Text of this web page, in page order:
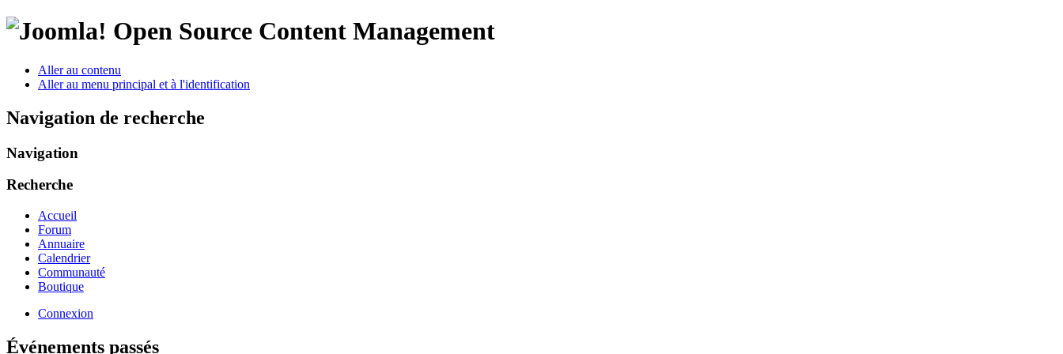
Open Source Content Management
Aller au contenu
Aller au menu principal et à l'identification
Navigation de recherche
Navigation
Recherche
Accueil
Forum
Annuaire
Calendrier
Communauté
Boutique
Connexion
Événements passés